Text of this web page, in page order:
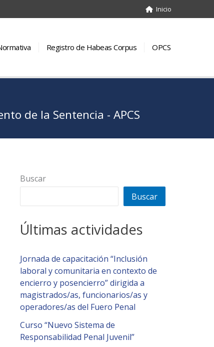
Inicio
Registro de Habeas Corpus OPCS
de la Sentencia - APCS
Buscar
Buscar
Últimas actividades
Jornada de capacitación “Inclusión
laboral y comunitaria en contexto de
encierro y posencierro” dirigida a
magistrados/as, funcionarios/as y
operadores/as del Fuero Penal
Curso “Nuevo Sistema de
Responsabilidad Penal Juvenil”